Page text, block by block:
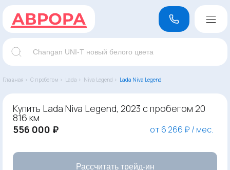
Главная › С пробегом › Lada › Niva Legend › Lada Niva Legend
Купить Lada Niva Legend, 2023 с пробегом 20
816 км
556 000 ₽
от 6 266 ₽ / мес.
Рассчитать трейд-ин